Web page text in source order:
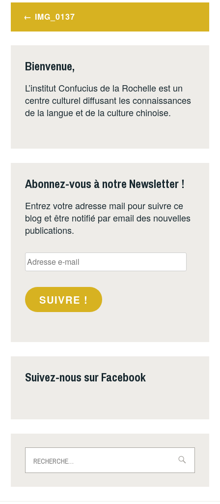
Navigation
de
IMG_0137
Bienvenue,
L’institut Confucius de la Rochelle est un
centre culturel diffusant les connaissances
de la langue et de la culture chinoise.
Abonnez-vous à notre Newsletter !
Entrez votre adresse mail pour suivre ce
blog et être notifié par email des nouvelles
publications.
Adresse
e-
SUIVRE !
Suivez-nous sur Facebook